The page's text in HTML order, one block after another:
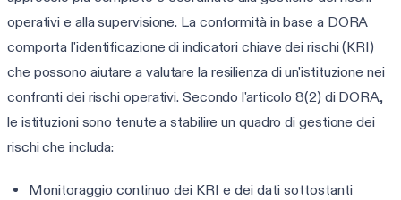
operativi e alla supervisione. La conformità in base a DORA
comporta l'identificazione di indicatori chiave dei rischi (KRI)
che possono aiutare a valutare la resilienza di un'istituzione nei
confronti dei rischi operativi. Secondo l'articolo 8(2) di DORA,
le istituzioni sono tenute a stabilire un quadro di gestione dei
rischi che includa:
Monitoraggio continuo dei KRI e dei dati sottostanti